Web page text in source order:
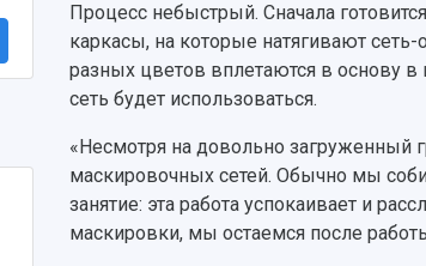
Процесс небыстрый. Сначала
каркасы, на которые натягивают
разных цветов вплетаются в основу
сеть будет использоваться.
«Несмотря на довольно загруженный
маскировочных сетей. Обычно мы
занятие: эта работа успокаивает и
маскировки, мы остаемся после